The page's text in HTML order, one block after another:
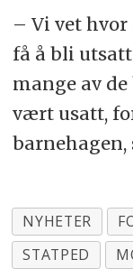
– Vi vet
få å bli
mange av
vært usatt,
barnehagen,
NYHETER
STATPED